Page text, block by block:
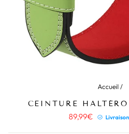
Accueil /
CEINTURE
89,99€ Prix